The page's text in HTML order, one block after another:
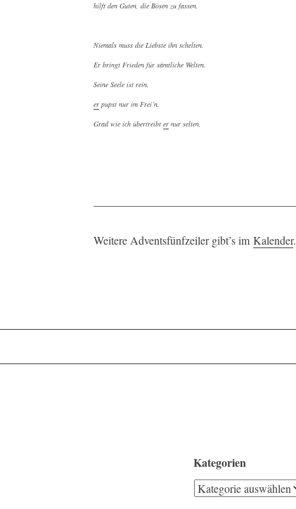
hilft den Guten, die Bösen zu fassen.
Niemals muss die Liebste ihn schelten.
Er bringt Frieden für sämtliche Welten.
Seine Seele ist rein,
er pupst nur im Frei’n.
Grad wie ich übertreibter nur selten.
Weitere Adventsfünfzeiler gibt’s imKalender.
Kategorien
Kategorien